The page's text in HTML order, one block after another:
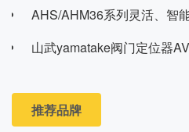
AHS/AHM36系列灵活、智
山武yamatake阀门定位器
推荐品牌